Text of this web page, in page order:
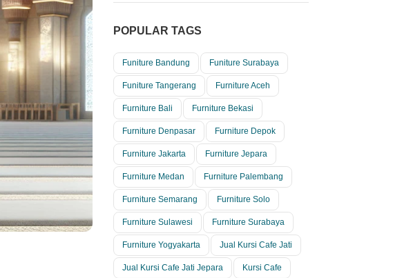
POPULAR TAGS
Funiture Bandung Funiture Surabaya
Funiture Tangerang Furniture Aceh
Furniture Bali Furniture Bekasi
Furniture Denpasar Furniture Depok
Furniture Jakarta Furniture Jepara
Furniture Medan Furniture Palembang
Furniture Semarang Furniture Solo
Furniture Sulawesi Furniture Surabaya
Furniture Yogyakarta Jual Kursi Cafe Jati
Jual Kursi Cafe Jati Jepara Kursi Cafe